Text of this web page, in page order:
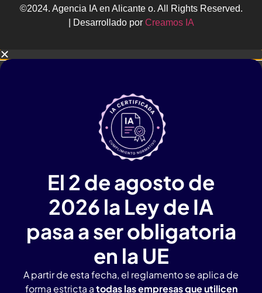
©2024. Agencia IA en Alicante o. All Rights Reserved.
| Desarrollado por Creamos IA
El 2 de agosto de
2026 la Ley de IA
pasa a ser obligatoria
en la UE
A partir de esta fecha, el reglamento se aplica de
forma estricta atodas las empresas que utilicen